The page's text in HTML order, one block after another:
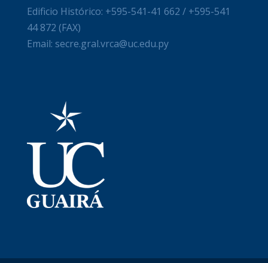
Edificio Histórico: +595-541-41 662 / +595-541
44 872 (FAX)
Email: secre.gral.vrca@uc.edu.py